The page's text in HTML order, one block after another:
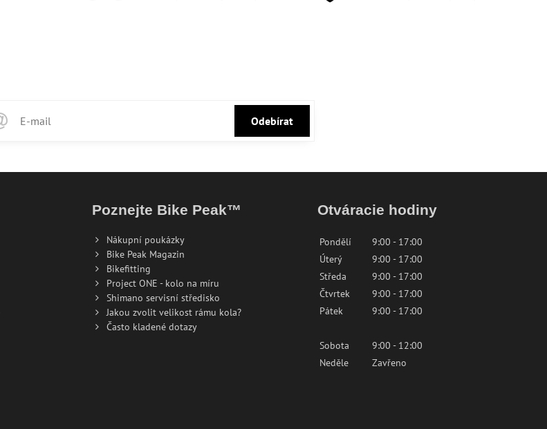
Odebírat
Poznejte Bike Peak™
Nákupní poukázky
Bike Peak Magazin
Bikefitting
Project ONE - kolo na míru
Shimano servisní středisko
Jakou zvolit velikost rámu kola?
Často kladené dotazy
Otváracie hodiny
Pondělí
9:00 - 17:00
Úterý
9:00 - 17:00
Středa
9:00 - 17:00
Čtvrtek
9:00 - 17:00
Pátek
9:00 - 17:00
Sobota
9:00 - 12:00
Neděle
Zavřeno